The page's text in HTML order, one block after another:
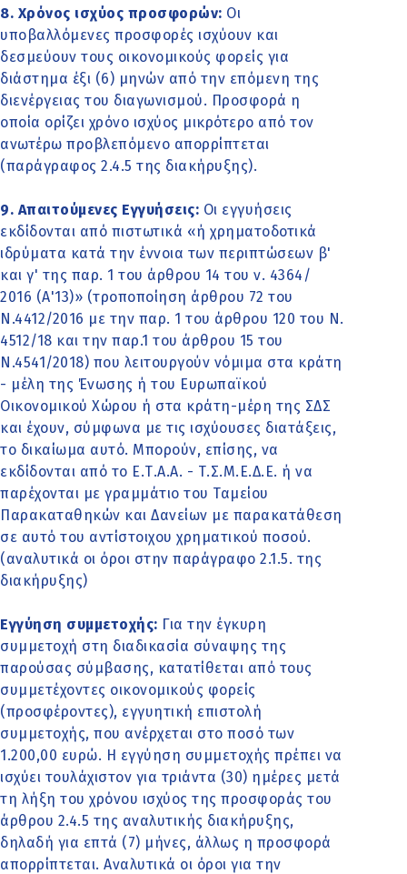
8. Χρόνος ισχύος προσφορών: Οι
υποβαλλόμενες προσφορές ισχύουν και
δεσμεύουν τους οικονομικούς φορείς για
διάστημα έξι (6) μηνών από την επόμενη της
διενέργειας του διαγωνισμού. Προσφορά η
οποία ορίζει χρόνο ισχύος μικρότερο από τον
ανωτέρω προβλεπόμενο απορρίπτεται
(παράγραφος 2.4.5 της διακήρυξης).
9. Απαιτούμενες Εγγυήσεις: Οι εγγυήσεις
εκδίδονται από πιστωτικά «ή χρηματοδοτικά
ιδρύματα κατά την έννοια των περιπτώσεων β'
και γ' της παρ. 1 του άρθρου 14 του ν. 4364/
2016 (Α'13)» (τροποποίηση άρθρου 72 του
Ν.4412/2016 με την παρ. 1 του άρθρου 120 του Ν.
4512/18 και την παρ.1 του άρθρου 15 του
Ν.4541/2018) που λειτουργούν νόμιμα στα κράτη
- μέλη της Ένωσης ή του Ευρωπαϊκού
Οικονομικού Χώρου ή στα κράτη-μέρη της ΣΔΣ
και έχουν, σύμφωνα με τις ισχύουσες διατάξεις,
το δικαίωμα αυτό. Μπορούν, επίσης, να
εκδίδονται από το Ε.Τ.Α.Α. - Τ.Σ.Μ.Ε.Δ.Ε. ή να
παρέχονται με γραμμάτιο του Ταμείου
Παρακαταθηκών και Δανείων με παρακατάθεση
σε αυτό του αντίστοιχου χρηματικού ποσού.
(αναλυτικά οι όροι στην παράγραφο 2.1.5. της
διακήρυξης)
Εγγύηση συμμετοχής: Για την έγκυρη
συμμετοχή στη διαδικασία σύναψης της
παρούσας σύμβασης, κατατίθεται από τους
συμμετέχοντες οικονομικούς φορείς
(προσφέροντες), εγγυητική επιστολή
συμμετοχής, που ανέρχεται στο ποσό των
1.200,00 ευρώ. Η εγγύηση συμμετοχής πρέπει να
ισχύει τουλάχιστον για τριάντα (30) ημέρες μετά
τη λήξη του χρόνου ισχύος της προσφοράς του
άρθρου 2.4.5 της αναλυτικής διακήρυξης,
δηλαδή για επτά (7) μήνες, άλλως η προσφορά
απορρίπτεται. Αναλυτικά οι όροι για την